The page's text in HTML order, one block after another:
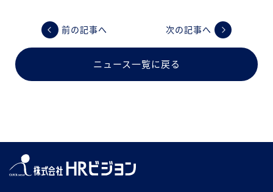
前の記事へ
ニュース一覧に戻る
次の記事へ